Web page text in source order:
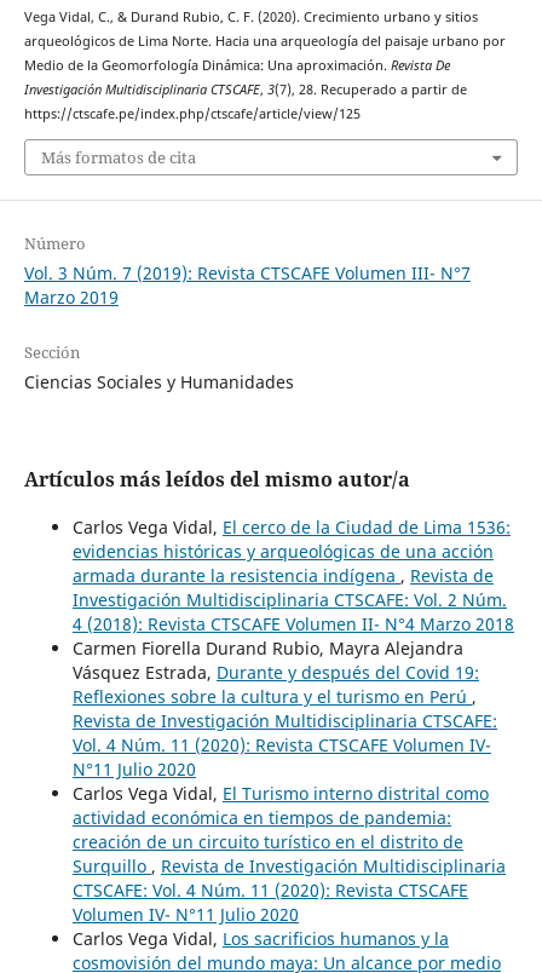
Vega Vidal, C., & Durand Rubio, C. F. (2020). Crecimiento urbano y sitios
arqueológicos de Lima Norte. Hacia una arqueología del paisaje urbano por
Medio de la Geomorfología Dinámica: Una aproximación. Revista De
Investigación Multidisciplinaria CTSCAFE, 3(7), 28. Recuperado a partir de
https://ctscafe.pe/index.php/ctscafe/article/view/125
Más formatos de cita
Número
Vol. 3 Núm. 7 (2019): Revista CTSCAFE Volumen III- N°7
Marzo 2019
Sección
Ciencias Sociales y Humanidades
Artículos más leídos del mismo autor/a
Carlos Vega Vidal, El cerco de la Ciudad de Lima 1536:
evidencias históricas y arqueológicas de una acción
armada durante la resistencia indígena , Revista de
Investigación Multidisciplinaria CTSCAFE: Vol. 2 Núm.
4 (2018): Revista CTSCAFE Volumen II- N°4 Marzo 2018
Carmen Fiorella Durand Rubio, Mayra Alejandra
Vásquez Estrada, Durante y después del Covid 19:
Reflexiones sobre la cultura y el turismo en Perú ,
Revista de Investigación Multidisciplinaria CTSCAFE:
Vol. 4 Núm. 11 (2020): Revista CTSCAFE Volumen IV-
N°11 Julio 2020
Carlos Vega Vidal, El Turismo interno distrital como
actividad económica en tiempos de pandemia:
creación de un circuito turístico en el distrito de
Surquillo , Revista de Investigación Multidisciplinaria
CTSCAFE: Vol. 4 Núm. 11 (2020): Revista CTSCAFE
Volumen IV- N°11 Julio 2020
Carlos Vega Vidal, Los sacrificios humanos y la
cosmovisión del mundo maya: Un alcance por medio